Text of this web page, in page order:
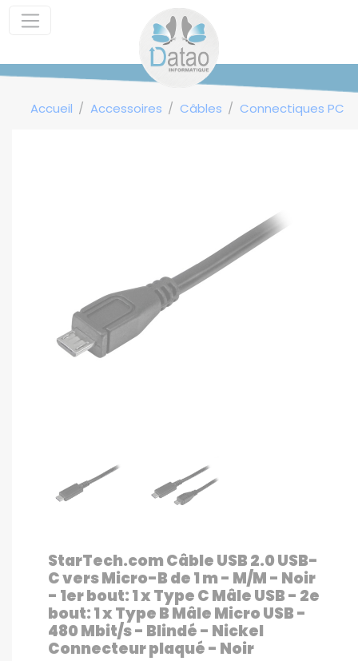
Accueil Accessoires Câbles Connectiques PC
StarTech.com Câble USB 2.0 USB-
C vers Micro-B de 1 m - M/M - Noir
- 1er bout: 1 x Type C Mâle USB - 2e
bout: 1 x Type B Mâle Micro USB -
480 Mbit/s - Blindé - Nickel
Connecteur plaqué - Noir
Panneau de gestion des cookies